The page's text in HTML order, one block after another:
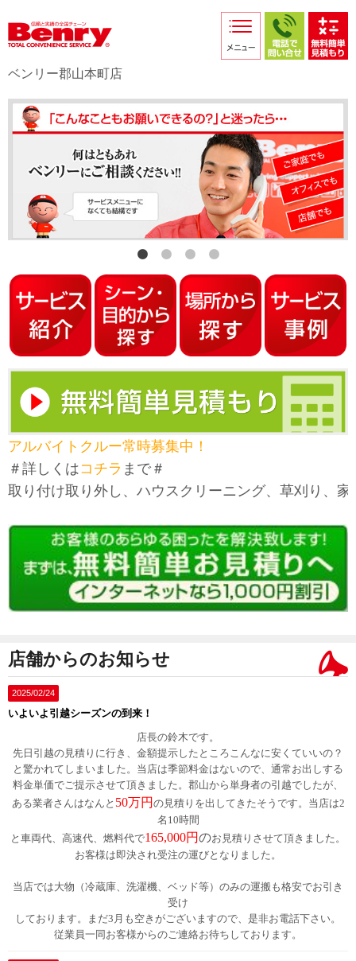
採用情報
店舗からのお知らせ
店舗日記
スタッフ紹介
プライバシーポリシー
本部スマホサイト
ベンリー郡山本町店
アルバイトクルー常時募集中！
＃詳しくはコチラ まで＃
付け取り外し、ハウスクリーニング、草刈り、家具
店舗からのお知らせ
2025/02/24
いよいよ引越シーズンの到来！
店長の鈴木です。
先日引越の見積りに行き、金額提示したところこんなに安くていいの？
と驚かれてしまいました。当店は季節料金はないので、通常お出しする
料金単価でご提示させて頂きました。郡山から単身者の引越でしたが、
ある業者さんはなんと 50万円 の見積りを出してきたそうです。当店は2
名10時間
と車両代、高速代、燃料代で165,000円のお見積りさせて頂きました。
お客様は即決され受注の運びとなりました。
当店では大物（冷蔵庫、洗濯機、ベッド等）のみの運搬も格安でお引き
受け
しております。まだ3月も空きがございますので、是非お電話下さい。
従業員一同お客様からのご連絡お待ちしております。